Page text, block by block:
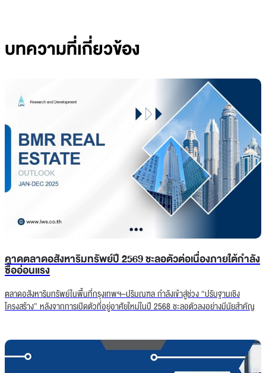
บทความที่เกี่ยวข้อง
คาดตลาดอสังหาริมทรัพย์ปี 2569 ชะลอตัวต่อเนื่องภายใต้กำลัง
ซื้ออ่อนแรง
ตลาดอสังหาริมทรัพย์ในพื้นที่กรุงเทพฯ–ปริมณฑล กำลังเข้าสู่ช่วง “ปรับฐานเชิง
โครงสร้าง” หลังจากการเปิดตัวที่อยู่อาศัยใหม่ในปี 2568 ชะลอตัวลงอย่างมีนัยสำคัญ